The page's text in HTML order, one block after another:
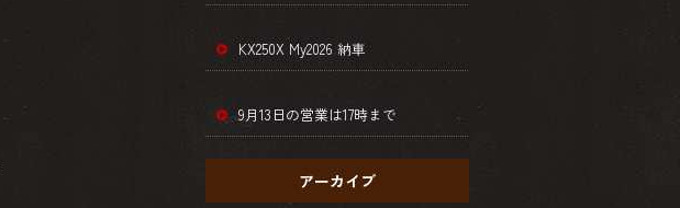
KX250X My2026 納車
9月13日の営業は17時まで
アーカイブ